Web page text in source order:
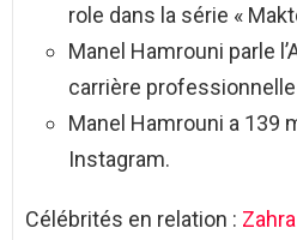
role dans la série «
Manel Hamrouni parle
carrière
Manel Hamrouni a 139
Instagram.
Célébrités en relation :